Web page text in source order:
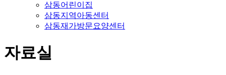
삼동어린이집
삼동지역아동센터
삼동재가방문요양센터
자료실